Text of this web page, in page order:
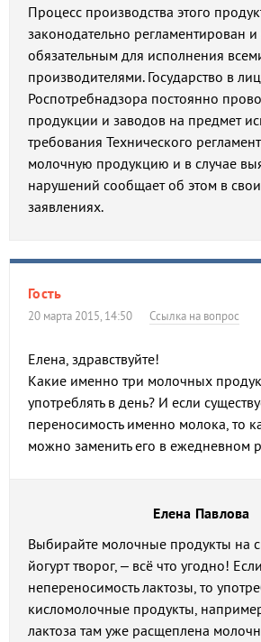
Процесс производства этого
законодательно регламентирован и
обязательным для исполнения
производителями. Государство в
Роспотребнадзора постоянно
продукции и заводов на предмет
требования Технического
молочную продукцию и в случае
нарушений сообщает об этом в
заявлениях.
Гость
20 марта 2015, 14:50 Ссылка на вопрос
Елена, здравствуйте!
Какие именно три молочных
употреблять в день? И если
переносимость именно молока, то
можно заменить его в ежедневном
Елена Павлова
Выбирайте молочные продукты на
йогурт творог, – всё что угодно!
непереносимость лактозы, то
кисломолочные продукты,
лактоза там уже расщеплена